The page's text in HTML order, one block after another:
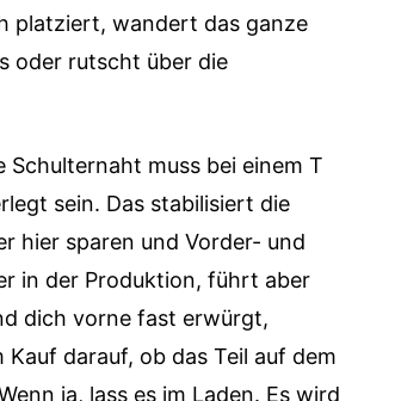
platziert, wandert das ganze
oder rutscht über die
muss bei einem T
sein. Das stabilisiert die
hier sparen und Vorder- und
in der Produktion, führt aber
dich vorne fast erwürgt,
darauf, ob das Teil auf dem
ja, lass es im Laden. Es wird